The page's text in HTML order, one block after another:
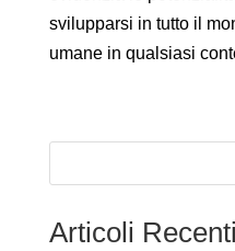
svilupparsi in tutto il
umane in qualsiasi
Articoli Recenti